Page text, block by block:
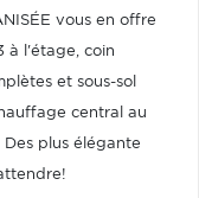
vous en offre
à l'étage, coin
et sous-sol
central au
Des plus élégante